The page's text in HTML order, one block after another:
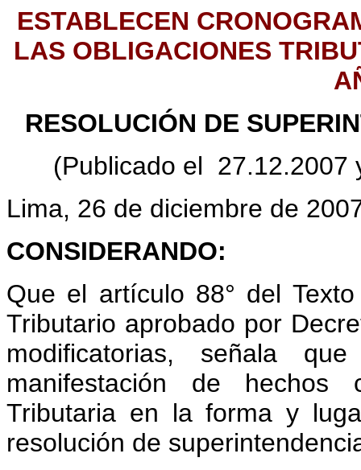
ESTABLECEN
LAS OBLIGACIONES
RESOLUCIÓN DE
(Publicado el 27.12.2007
Lima, 26 de diciembre de
CONSIDERANDO:
Que el artículo 88° del
Tributario aprobado por
modificatorias, señala
manifestación de hechos
Tributaria en la forma y
resolución de